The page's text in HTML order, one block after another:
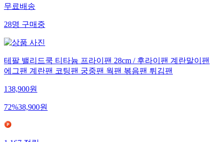
무료배송
28명 구매중
테팔 밸리드쿡 티타늄 프라이팬 28cm / 후라이팬 계란말이팬
에그팬 계란팬 코팅팬 궁중팬 웍팬 볶음팬 튀김팬
138,900원
72%38,900원